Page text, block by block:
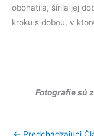
obohatila, šírila jej
kroku s dobou, v
Fotografie sú
← Predchádzajúci